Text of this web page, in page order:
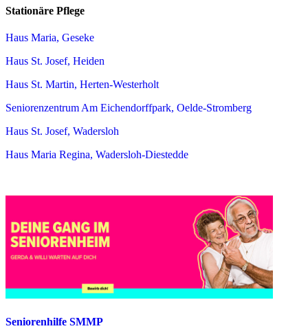
Stationäre Pflege
Haus Maria, Geseke
Haus St. Josef, Heiden
Haus St. Martin, Herten-Westerholt
Seniorenzentrum Am Eichendorffpark, Oelde-Stromberg
Haus St. Josef, Wadersloh
Haus Maria Regina, Wadersloh-Diestedde
Seniorenhilfe SMMP